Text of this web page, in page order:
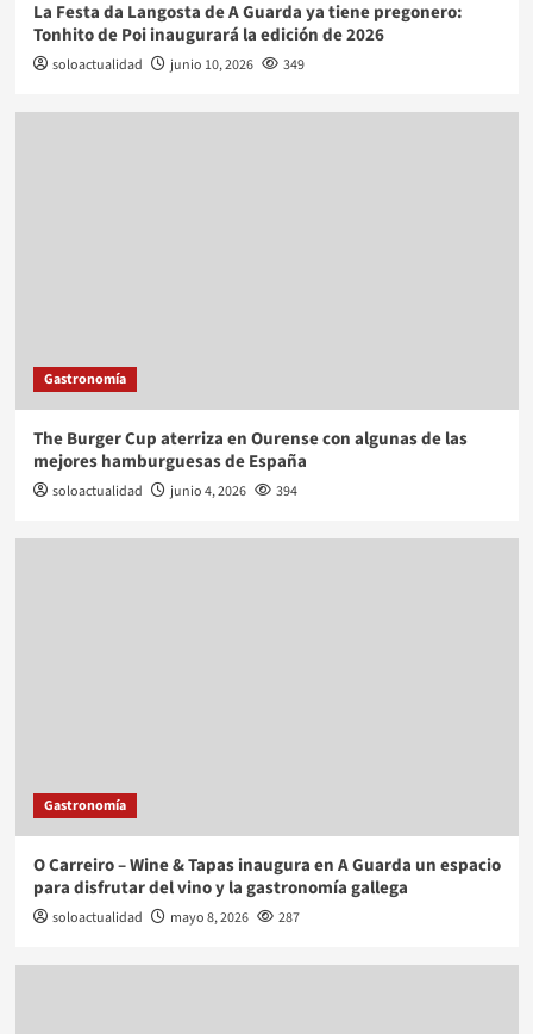
La Festa da Langosta de A Guarda ya tiene pregonero:
Tonhito de Poi inaugurará la edición de 2026
soloactualidad junio 10, 2026 349
Gastronomía
The Burger Cup aterriza en Ourense con algunas de las
mejores hamburguesas de España
soloactualidad junio 4, 2026 394
Gastronomía
O Carreiro – Wine & Tapas inaugura en A Guarda un espacio
para disfrutar del vino y la gastronomía gallega
soloactualidad mayo 8, 2026 287